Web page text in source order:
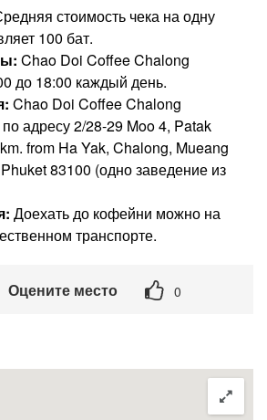
стоимость чека на одну
100 бат.
Chao Doi Coffee Chalong
до 18:00 каждый день.
Chao Doi Coffee Chalong
по адресу 2/28-29 Moo 4, Patak
from Ha Yak, Chalong, Mueang
83100 (одно заведение из
Доехать до кофейни можно на
транспорте.
Оцените место 0